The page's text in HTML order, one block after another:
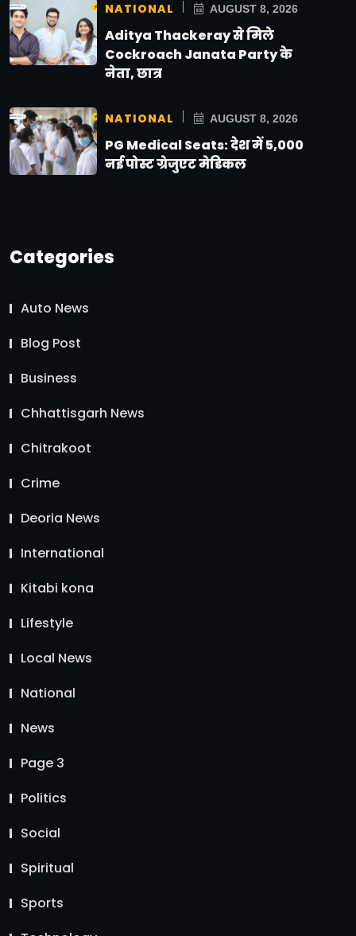
NATIONAL AUGUST 8, 2026
Aditya Thackeray से मिले
Cockroach Janata Party के
नेता, छात्र
NATIONAL AUGUST 8, 2026
PG Medical Seats: देश में 5,000
नई पोस्ट ग्रेजुएट मेडिकल
Categories
Auto News
Blog Post
Business
Chhattisgarh News
Chitrakoot
Crime
Deoria News
International
Kitabi kona
Lifestyle
Local News
National
News
Page 3
Politics
Social
Spiritual
Sports